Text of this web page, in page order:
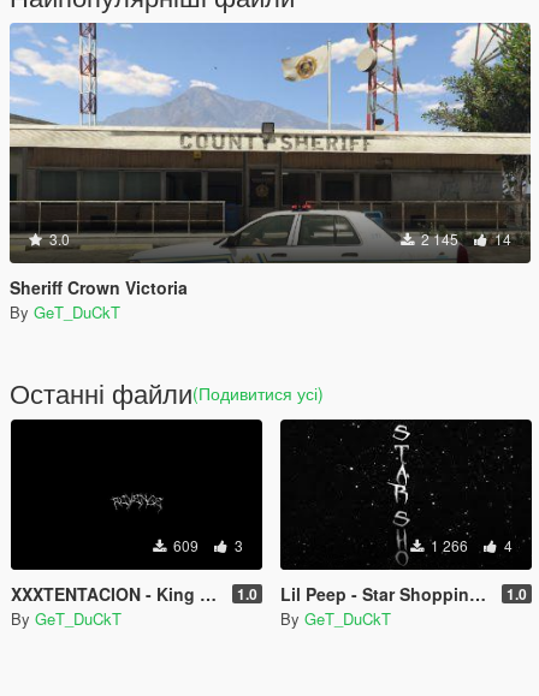
3.0 2 145 14
Sheriff Crown Victoria
By GeT_DuCkT
Останні файли(Подивитися усі)
609 3
XXXTENTACION - King (Instrumental) Loading screen 1.0
By GeT_DuCkT
1 266 4
Lil Peep - Star Shopping (Instrumental) Loading Screen 1.0
By GeT_DuCkT